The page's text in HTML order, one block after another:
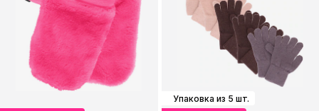
Упаковка из 5 шт.